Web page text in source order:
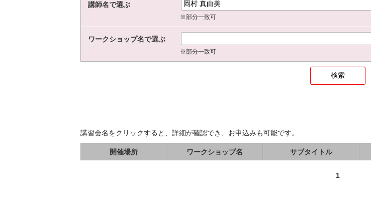
講師名で選ぶ
※部分一致可
ワークショップ名で選ぶ
※部分一致可
講習会名をクリックすると、詳細が確認でき、お申込みも可能です。
開催場所 ワークショップ名 サブタイトル
1